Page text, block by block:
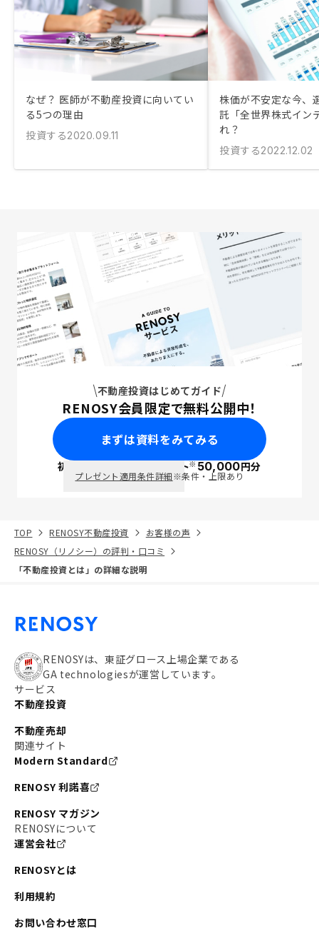
なぜ？ 医師が不動産投資に向いてい
る5つの理由
投資する2020.09.11
株価が不安定な今、
託「全世界株式イン
れ？
投資する2022.12.02
不動産投資はじめてガイド
RENOSY会員限定で無料公開中！
まずは資料をみてみる
初回面談で ポイント※50,000円分
プレゼント適用条件詳細※条件・上限あり
TOP RENOSY不動産投資
お客様の声
RENOSY（リノシー）の評判・口コミ
「不動産投資とは」の詳細な説明
RENOSYは、東証グロース上場企業である
GA technologiesが運営しています。
サービス
不動産投資
不動産売却
関連サイト
Modern Standard
RENOSY 利諾喜
RENOSY マガジン
RENOSYについて
運営会社
RENOSYとは
利用規約
お問い合わせ窓口